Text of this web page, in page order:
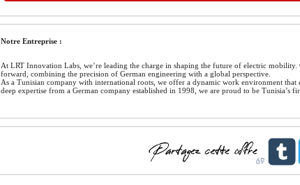
Notre Entreprise :
At LRT Innovation Labs, we’re leading the charge in shaping the future of electric
forward, combining the precision of German engineering with a global perspective.
As a Tunisian company with international roots, we offer a dynamic work environment
deep expertise from a German company established in 1998, we are proud to be Tunisia’s